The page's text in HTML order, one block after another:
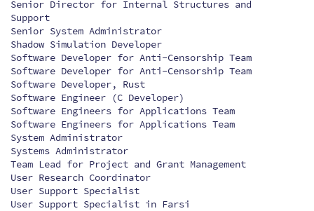
Senior Director for Internal Structures and
Support
Senior System Administrator
Shadow Simulation Developer
Software Developer for Anti-Censorship Team
Software Developer for Anti-Censorship Team
Software Developer, Rust
Software Engineer (C Developer)
Software Engineers for Applications Team
Software Engineers for Applications Team
System Administrator
Systems Administrator
Team Lead for Project and Grant Management
User Research Coordinator
User Support Specialist
User Support Specialist in Farsi